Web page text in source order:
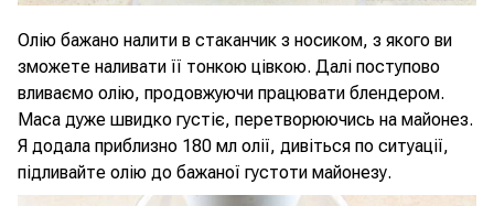
Олію бажано налити в стаканчик з носиком, з якого ви
зможете наливати її тонкою цівкою. Далі поступово
вливаємо олію, продовжуючи працювати блендером.
Маса дуже швидко густіє, перетворюючись на майонез.
Я додала приблизно 180 мл олії, дивіться по ситуації,
підливайте олію до бажаної густоти майонезу.